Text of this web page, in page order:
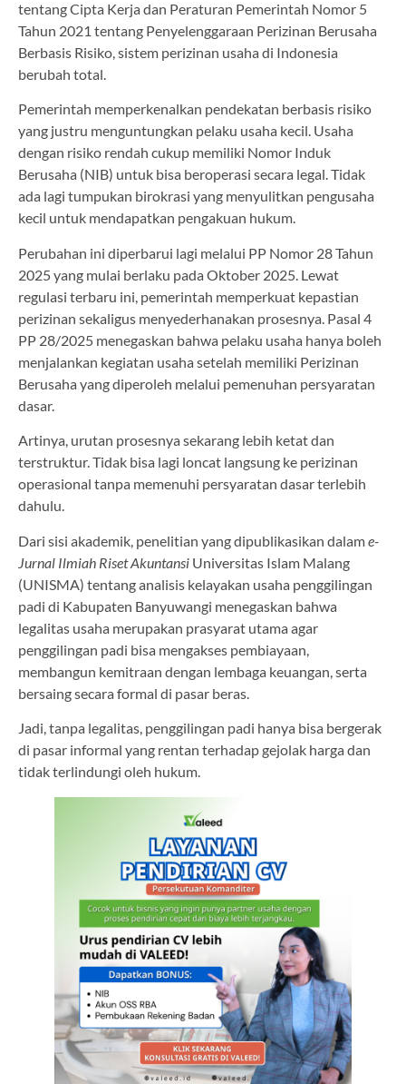
tentang Cipta Kerja dan Peraturan Pemerintah Nomor 5
Tahun 2021 tentang Penyelenggaraan Perizinan Berusaha
Berbasis Risiko, sistem perizinan usaha di Indonesia
berubah total.
Pemerintah memperkenalkan pendekatan berbasis risiko
yang justru menguntungkan pelaku usaha kecil. Usaha
dengan risiko rendah cukup memiliki Nomor Induk
Berusaha (NIB) untuk bisa beroperasi secara legal. Tidak
ada lagi tumpukan birokrasi yang menyulitkan pengusaha
kecil untuk mendapatkan pengakuan hukum.
Perubahan ini diperbarui lagi melalui PP Nomor 28 Tahun
2025 yang mulai berlaku pada Oktober 2025. Lewat
regulasi terbaru ini, pemerintah memperkuat kepastian
perizinan sekaligus menyederhanakan prosesnya. Pasal 4
PP 28/2025 menegaskan bahwa pelaku usaha hanya boleh
menjalankan kegiatan usaha setelah memiliki Perizinan
Berusaha yang diperoleh melalui pemenuhan persyaratan
dasar.
Artinya, urutan prosesnya sekarang lebih ketat dan
terstruktur. Tidak bisa lagi loncat langsung ke perizinan
operasional tanpa memenuhi persyaratan dasar terlebih
dahulu.
Dari sisi akademik, penelitian yang dipublikasikan dalame-
Jurnal Ilmiah Riset Akuntansi Universitas Islam Malang
(UNISMA) tentang analisis kelayakan usaha penggilingan
padi di Kabupaten Banyuwangi menegaskan bahwa
legalitas usaha merupakan prasyarat utama agar
penggilingan padi bisa mengakses pembiayaan,
membangun kemitraan dengan lembaga keuangan, serta
bersaing secara formal di pasar beras.
Jadi, tanpa legalitas, penggilingan padi hanya bisa bergerak
di pasar informal yang rentan terhadap gejolak harga dan
tidak terlindungi oleh hukum.